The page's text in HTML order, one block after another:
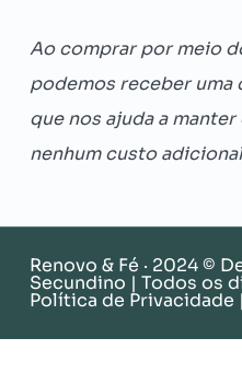
Ao comprar por meio
podemos receber uma
que nos ajuda a
nenhum custo
Renovo & Fé · 2024 ©
Secundino | Todos os
Política de Privacidade |